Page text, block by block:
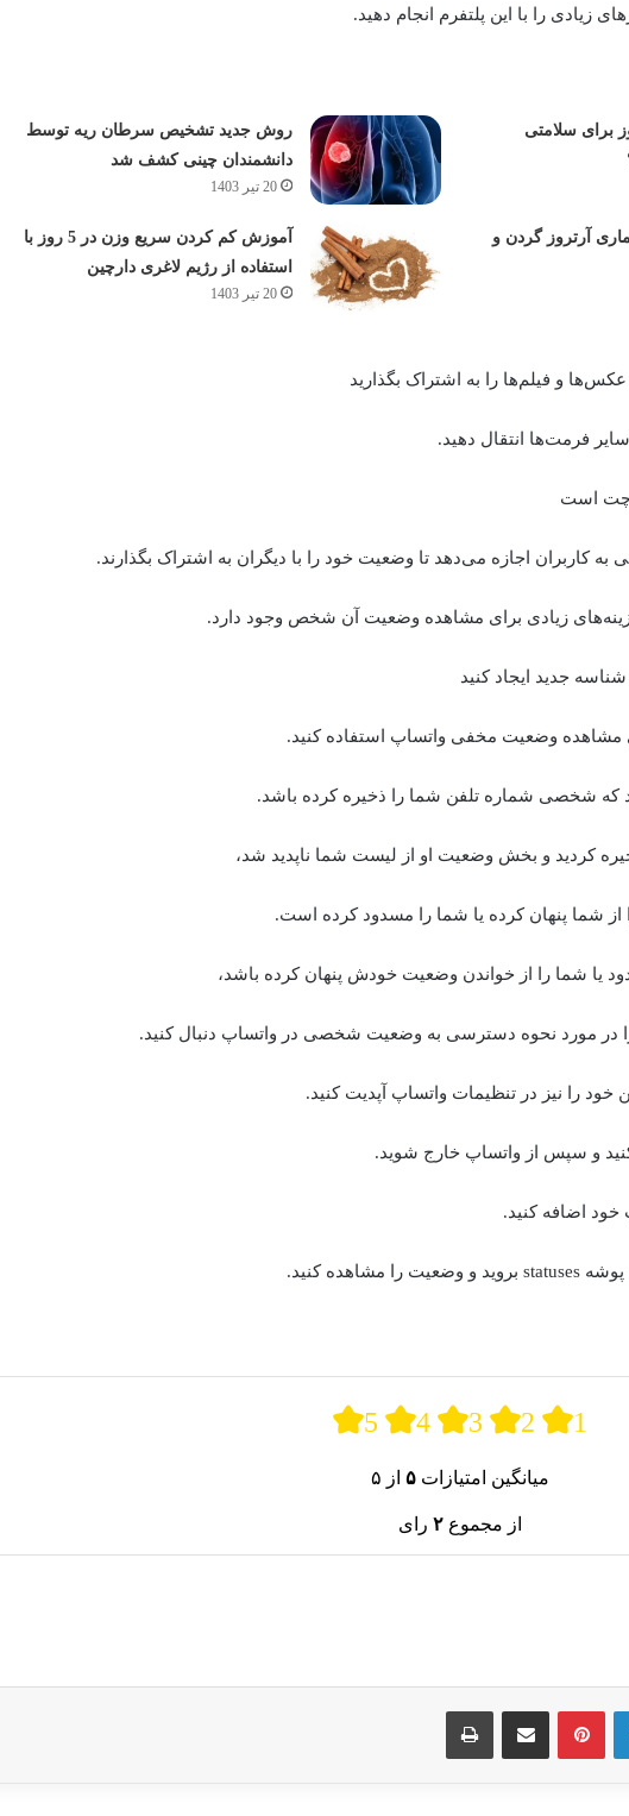
زیادی را با این پلتفرم انجام دهید.
برای سلامتی
روش جدید تشخیص سرطان ریه توسط
دانشمندان چینی کشف شد
20 تیر 1403
آرتروز گردن و
آموزش کم کردن سریع وزن در 5 روز با
استفاده از رژیم لاغری دارچین
20 تیر 1403
و فیلم‌ها را به اشتراک بگذارید
چت است
کاربران اجازه می‌دهد تا وضعیت خود را با دیگران به اشتراک بگذارند.
زیادی برای مشاهده وضعیت آن شخص وجود دارد.
شناسه جدید ایجاد کنید
مشاهده وضعیت مخفی واتساپ استفاده کنید.
که شخصی شماره تلفن شما را ذخیره کرده باشد.
کردید و بخش وضعیت او از لیست شما ناپدید شد،
شما پنهان کرده یا شما را مسدود کرده است.
یا شما را از خواندن وضعیت خودش پنهان کرده باشد،
را در مورد نحوه دسترسی به وضعیت شخصی در واتساپ دنبال کنید.
5 4 3 2 1
میانگین امتیازات ۵ از ۵
از مجموع ۲ رای
لینکدین پینترستاشتراک گذاری از طریق ایمیل چاپ